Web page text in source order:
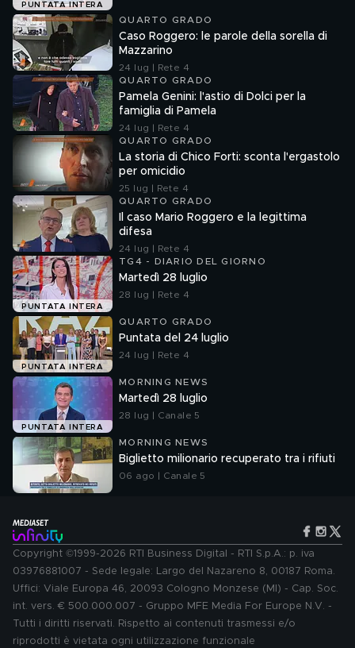
PUNTATA INTERA
QUARTO GRADO
Caso Roggero: le parole della sorella di
Mazzarino
24 lug | Rete 4
QUARTO GRADO
Pamela Genini: l'astio di Dolci per la
famiglia di Pamela
24 lug | Rete 4
QUARTO GRADO
La storia di Chico Forti: sconta l'ergastolo
per omicidio
25 lug | Rete 4
QUARTO GRADO
Il caso Mario Roggero e la legittima
difesa
24 lug | Rete 4
PUNTATA INTERA
TG4 - DIARIO DEL GIORNO
Martedì 28 luglio
28 lug | Rete 4
PUNTATA INTERA
QUARTO GRADO
Puntata del 24 luglio
24 lug | Rete 4
PUNTATA INTERA
MORNING NEWS
Martedì 28 luglio
28 lug | Canale 5
MORNING NEWS
Biglietto milionario recuperato tra i rifiuti
06 ago | Canale 5
Copyright ©1999-2026 RTI Business Digital - RTI S.p.A.: p. iva
03976881007 - Sede legale: Largo del Nazareno 8, 00187 Roma.
Uffici: Viale Europa 46, 20093 Cologno Monzese (MI) - Cap. Soc.
int. vers. € 500.000.007 - Gruppo MFE Media For Europe N.V. -
Tutti i diritti riservati. Rispetto ai contenuti trasmessi e/o
riprodotti è vietata ogni utilizzazione funzionale